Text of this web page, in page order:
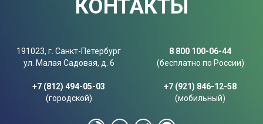
КОНТАКТЫ
191023, г. Санкт-Петербург
ул. Малая Садовая, д. 6
8 800 100-06-44
(бесплатно по России)
+7 (812) 494-05-03
(городской)
+7 (921) 846-12-58
(мобильный)